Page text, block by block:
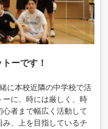
ーです！
に本校近隣の中学校で活
に、時には厳しく、時
者まで幅広く活動して
、上を目指しているチ